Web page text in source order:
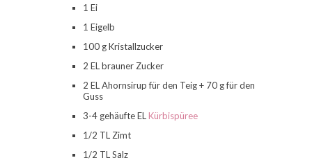
1 Ei
1 Eigelb
100 g Kristallzucker
2 EL brauner Zucker
2 EL Ahornsirup für den Teig + 70 g für den
Guss
3-4 gehäufte EL Kürbispüree
1/2 TL Zimt
1/2 TL Salz